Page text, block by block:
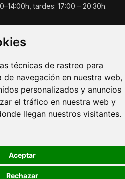
técnicas de rastreo para
de navegación en nuestra web,
personalizados y anuncios
el tráfico en nuestra web y
llegan nuestros visitantes.
Aceptar
Rechazar
tardes: 17:00 – 20:30h.
los derechos reservados.